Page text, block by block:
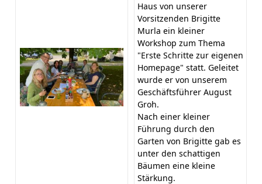
Haus von unserer
Vorsitzenden Brigitte
Murla ein kleiner
Workshop zum Thema
"Erste Schritte zur eigenen
Homepage" statt. Geleitet
wurde er von unserem
Geschäftsführer August
Groh.
Nach einer kleiner
Führung durch den
Garten von Brigitte gab es
unter den schattigen
Bäumen eine kleine
Stärkung.